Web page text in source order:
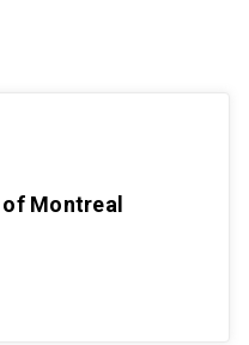
Montreal